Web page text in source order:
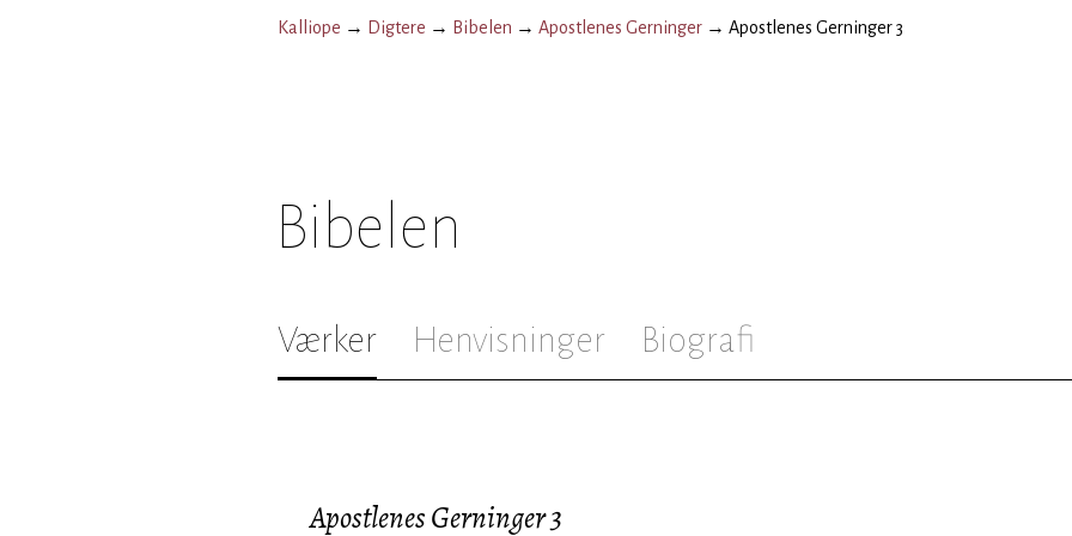
Kalliope → Digtere → Bibelen → Apostlenes Gerninger → Apostlenes Gerninger 3
Bibelen
Værker Henvisninger Biografi
Apostlenes Gerninger 3